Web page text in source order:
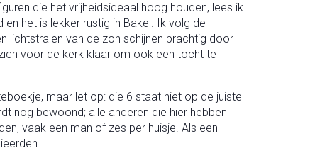
die het vrijheidsideaal hoog houden, lees ik
het is lekker rustig in Bakel. Ik volg de
lichtstralen van de zon schijnen prachtig door
voor de kerk klaar om ook een tocht te
maar let op: die 6 staat niet op de juiste
nog bewoond; alle anderen die hier hebben
vaak een man of zes per huisje. Als een